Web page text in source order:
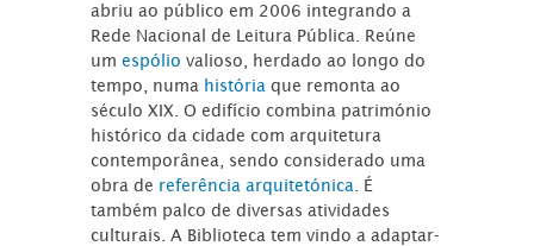
abriu ao público em 2006 integrando a
Rede Nacional de Leitura Pública. Reúne
umespóliovalioso, herdado ao longo do
tempo, numa história que remonta ao
século XIX. O edifício combina património
histórico da cidade com arquitetura
contemporânea, sendo considerado uma
obra de referência arquitetónica . É
também palco de diversas atividades
culturais. A Biblioteca tem vindo a adaptar-